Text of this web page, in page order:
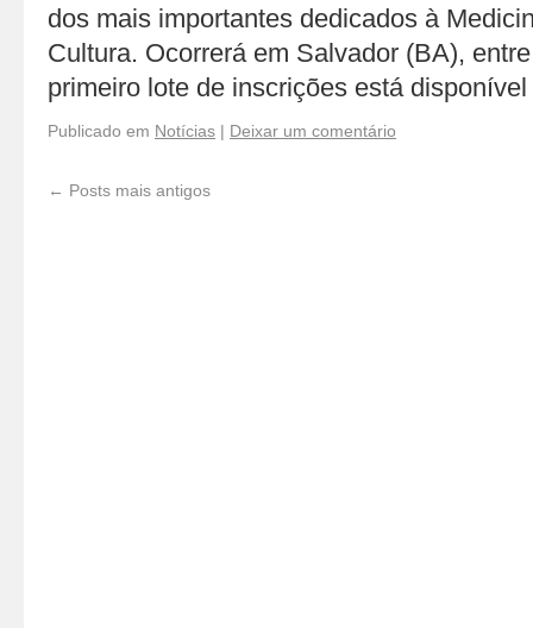
dos mais importantes dedicados à
Cultura. Ocorrerá em Salvador (BA),
primeiro lote de inscrições está
Publicado em Notícias | Deixar um comentário
← Posts mais antigos